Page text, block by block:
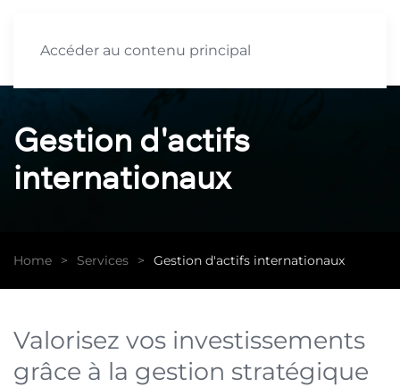
Accéder au contenu principal
Gestion d'actifs
internationaux
Home Services Gestion d'actifs internationaux
Valorisez vos investissements
grâce à la gestion stratégique